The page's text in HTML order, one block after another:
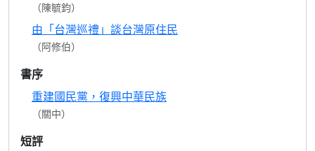
（陳毓鈞）
由「台灣巡禮」談台灣原住民
（阿修伯）
書序
重建國民黨，復興中華民族
（關中）
短評